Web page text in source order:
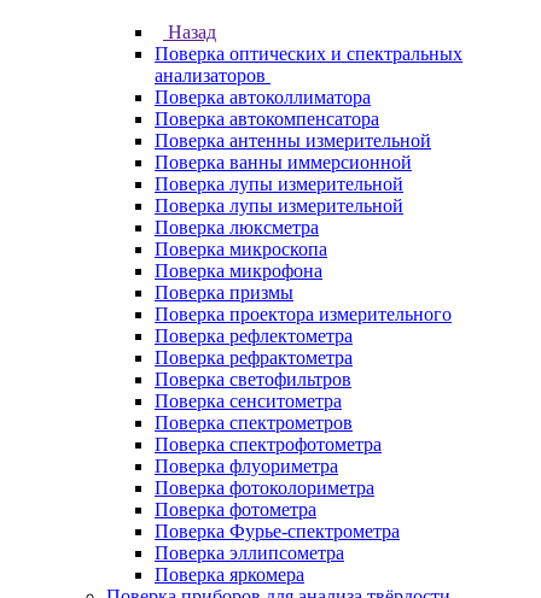
Назад
Поверка оптических и спектральных
анализаторов
Поверка автоколлиматора
Поверка автокомпенсатора
Поверка антенны измерительной
Поверка ванны иммерсионной
Поверка лупы измерительной
Поверка лупы измерительной
Поверка люксметра
Поверка микроскопа
Поверка микрофона
Поверка призмы
Поверка проектора измерительного
Поверка рефлектометра
Поверка рефрактометра
Поверка светофильтров
Поверка сенситометра
Поверка спектрометров
Поверка спектрофотометра
Поверка флуориметра
Поверка фотоколориметра
Поверка фотометра
Поверка Фурье-спектрометра
Поверка эллипсометра
Поверка яркомера